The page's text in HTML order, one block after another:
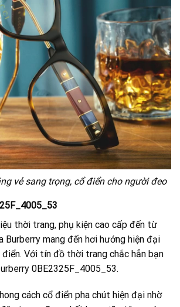
vẻ sang trọng, cổ điển cho người đeo
thời trang, phụ kiện cao cấp đến từ
Burberry mang đến hơi hướng hiện đại
điển. Với tín đồ thời trang chắc hẳn bạn
0BE2325F_4005_53.
cách cổ điển pha chút hiện đại nhờ